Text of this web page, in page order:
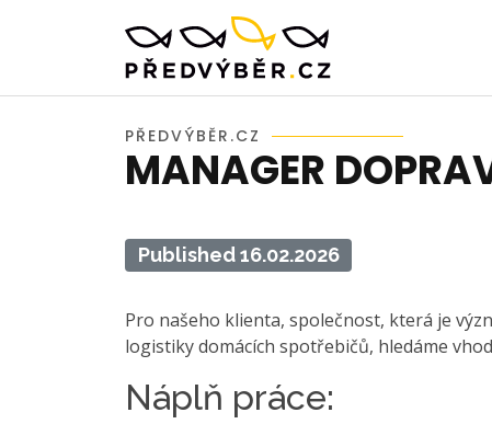
PŘEDVÝBĚR.CZ
MANAGER
Published 16.02.2026
Pro našeho klienta, společnost, která je
logistiky domácích spotřebičů, hledáme
Náplň práce: